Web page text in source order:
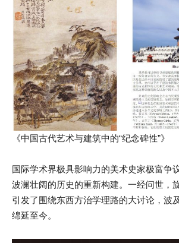
《中国古代艺术与建筑中的“纪念碑性”》
国际学术界极具影响力的美术史家极富争
波澜壮阔的历史的重新构建。一经问世，
引发了围绕东西方治学理路的大讨论，波
绵延至今。